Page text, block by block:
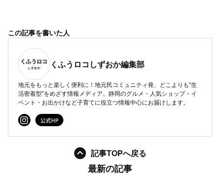
この記事を書いた人
くふうロコしずおか編集部
地元をもっと楽しく便利に！地元民コミュニティ発、どこよりも"生
活密着型"をめざす情報メディア。静岡のグルメ・人気ショップ・イ
ベント・お出かけなど子育てに役立つ情報中心にお届けします。
記事TOPへ戻る
最新の記事